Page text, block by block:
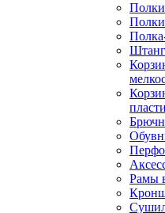
Полки
Рамы